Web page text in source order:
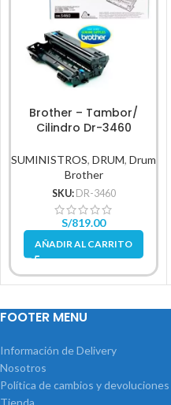
Brother – Tambor/
Cilindro Dr-3460
SUMINISTROS,DRUM,Drum
Brother
SKU: DR-3460
S/819.00
AÑADIR AL CARRITO
FOOTER MENU
Información de Delivery
Nosotros
Política de cambios y devoluciones